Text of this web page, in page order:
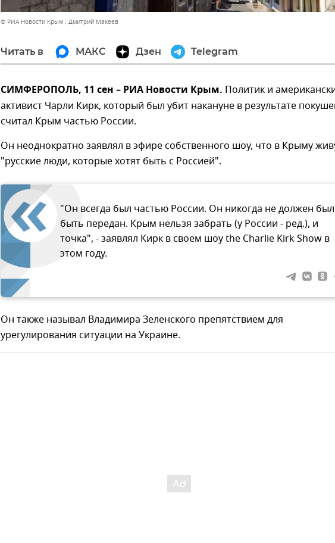
© РИА Новости Крым . Дмитрий Макеев
Читать в МАКС Дзен Telegram
СИМФЕРОПОЛЬ, 11 сен – РИА Новости Крым. Политик и
активист Чарли Кирк, который был убит накануне в результате
считал Крым частью России.
Он неоднократно заявлял в эфире собственного шоу, что в Крыму
"русские люди, которые хотят быть с Россией".
"Он всегда был частью России. Он никогда не должен был
быть передан. Крым нельзя забрать (у России - ред.), и
точка", - заявлял Кирк в своем шоу the Charlie Kirk Show в
этом году.
Он также называл Владимира Зеленского препятствием для
урегулирования ситуации на Украине.